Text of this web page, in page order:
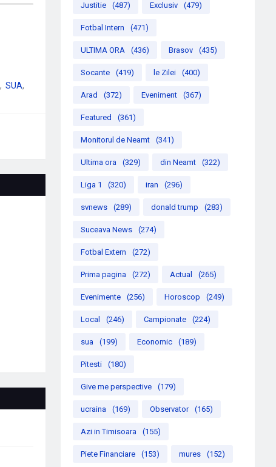
SUA
Justitie (487) Exclusiv (479)
Fotbal Intern (471)
ULTIMA ORA (436) Brasov (435)
Socante (419) le Zilei (400)
Arad (372) Eveniment (367)
Featured (361)
Monitorul de Neamt (341)
Ultima ora (329) din Neamt (322)
Liga 1 (320) iran (296)
svnews (289) donald trump (283)
Suceava News (274)
Fotbal Extern (272)
Prima pagina (272) Actual (265)
Evenimente (256) Horoscop (249)
Local (246) Campionate (224)
sua (199) Economic (189)
Pitesti (180)
Give me perspective (179)
ucraina (169) Observator (165)
Azi in Timisoara (155)
Piete Financiare (153) mures (152)